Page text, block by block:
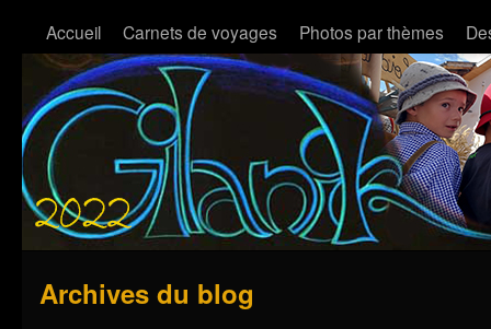
Accueil Carnets de voyages Photos par thèmes
Archives du blog